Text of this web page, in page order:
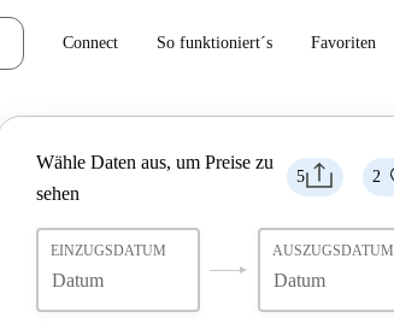
Connect So funktioniert´s Favoriten
5 2
Wähle Daten aus, um Preise zu
sehen
EINZUGSDATUM AUSZUGSDATUM